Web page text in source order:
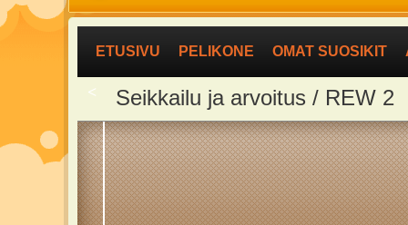
ETUSIVU PELIKONE OMAT SUOSIKIT
< Seikkailu ja arvoitus / REW 2